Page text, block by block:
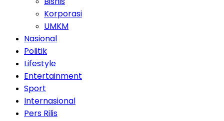
Korporasi
UMKM
Nasional
Politik
Lifestyle
Entertainment
Sport
Internasional
Pers Rilis